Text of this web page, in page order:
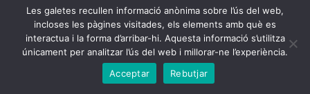
8: El dibuix arqueològic
9: Certa flaire pudent… i Bon Nadal!
Les galetes recullen informació anònima sobre l’ús del web,
incloses les pàgines visitades, els elements amb què es
interactua i la forma d’arribar-hi. Aquesta informació s’utilitza
únicament per analitzar l’ús del web i millorar-ne l’experiència.
Acceptar
Rebutjar